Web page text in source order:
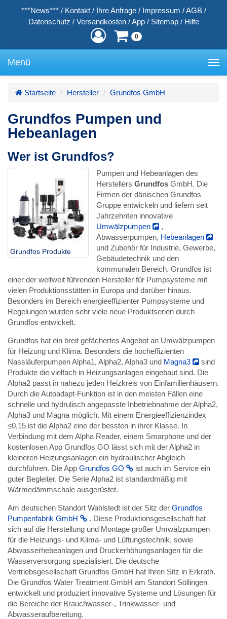
***News*** / Kontakt / Ihre Anfrage / Impressum / AGB /
Datenschutz / Versandkosten / App / Sitemap / Hilfe
0
Menü
Startseite Hersteller Grundfos GmbH
Grundfos Pumpen und
Hebeanlagen
Wer ist Grundfos?
Grundfos Produkte
Pumpen und Hebeanlagen des
Herstellers Grundfos GmbH. Die
Firmen der dänischen Grundfos
Gruppe entwickeln und liefern seit
Jahrzehnten innovative
Umwälzpumpen
,
Abwasserpumpen, Hebeanlagen
und Zubehör für Industrie, Gewerbe,
Gebäudetechnik und den
kommunalen Bereich. Grundfos ist
einer der weltweit führenden Hersteller für Pumpsysteme mit
vielen Produktionsstätten in Europa und darüber hinaus.
Besonders im Bereich energieeffizienter Pumpsysteme und
Regelungen wurden sehr viele neue Produktserien durch
Grundfos entwickelt.
Grundfos hat ein breit gefächertes Angebot an Umwälzpumpen
für Heizung und Klima. Besonders die hocheffizienten
Nassläuferpumpen Alpha1, Alpha2, Alpha3 und Magna3
sind
Produkte die vielfach in Heizungsanlagen eingebaut sind. Die
Alpha2 passt in nahezu jeden Heizkreis von Einfamilienhäusern.
Durch die Autoadapt-Funktion ist in den meisten Fällen eine
schnelle und hydrulisch angepasste Inbetriebnahme der Alpha2,
Alpha3 und Magna möglich. Mit einem Energieeffizienzindex
≤0,15 ist die Alpha2 eine der bessten in ihrer Klasse. In
Verbindung mit dem Alpha Reader, einem Smarphone und der
kostenlosen App Grundfos GO lässt sich mit der Alpha2 in
kleineren Heizungsanlagen ein hydraulischer Abgleich
durchführen. Die App Grundfos GO
ist auch im Service ein
guter Begleiter. Die Serie Alpha2 ist standardmäßig mit
Wärmedämmschale ausgerüstet.
Am deutschen Standort Wahlstedt ist der Sitz der Grundfos
Pumpenfabrik GmbH
. Diese Produktionsgesellschaft hat
sich auf die Herstellung und Montage großer Umwälzpumpen
für die Heizungs- und Klima- und Lüftungstechnik, sowie
Abwasserhebeanlagen und Druckerhöhungsanlagen für die
Wasserversorgung spezialisiert. Die deutsche
Vertriebsgesellschaft Grundfos GmbH hat Ihren Sitz in Erkrath.
Die Grundfos Water Treatment GmbH am Standort Söllingen
entwickelt und produziert innovative Systeme und Lösungen für
die Bereiche der Brauchwasser-, Trinkwasser- und
Abwasseraufbereitung.